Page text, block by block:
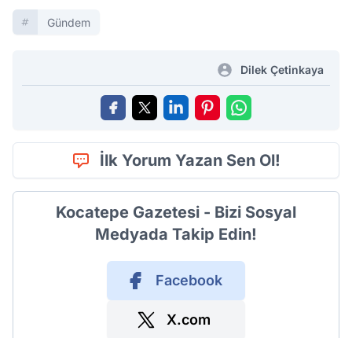
Gündem
Dilek Çetinkaya
İlk Yorum Yazan Sen Ol!
Kocatepe Gazetesi - Bizi Sosyal
Medyada Takip Edin!
Facebook
X.com